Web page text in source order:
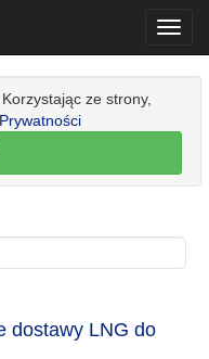
ze strony,
dostawy LNG do